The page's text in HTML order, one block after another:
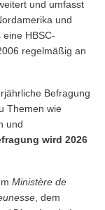
und umfasst
und
HBSC-
regelmäßig an
Befragung
Themen wie
und
wird 2026
Ministère de
, dem